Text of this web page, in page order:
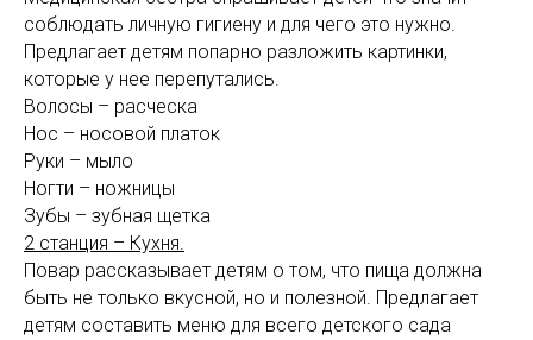
соблюдать личную гигиену и для чего это нужно.
Предлагает детям попарно разложить картинки,
которые у нее перепутались.
Волосы – расческа
Нос – носовой платок
Руки – мыло
Ногти – ножницы
Зубы – зубная щетка
2 станция – Кухня.
Повар рассказывает детям о том, что пища должна
быть не только вкусной, но и полезной. Предлагает
детям составить меню для всего детского сада